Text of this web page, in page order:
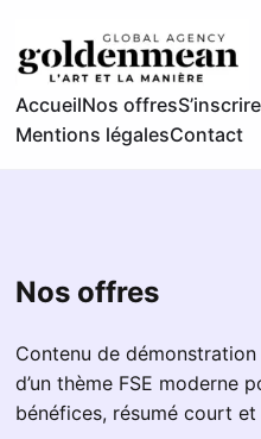
AccueilNos offresS’inscrire
Mentions légalesContact
Nos offres
Contenu de démonstration
d’un thème FSE moderne
bénéfices, résumé court